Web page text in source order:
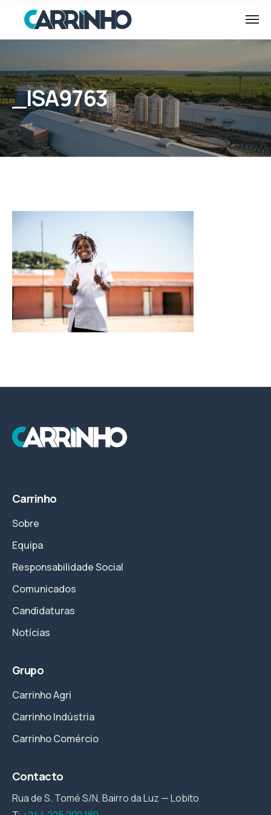
_ISA9763
Carrinho
Sobre
Equipa
Responsabilidade Social
Comunicados
Candidaturas
Notícias
Grupo
Carrinho Agri
Carrinho Indústria
Carrinho Comércio
Contacto
Rua de S. Tomé S/N, Bairro da Luz — Lobito